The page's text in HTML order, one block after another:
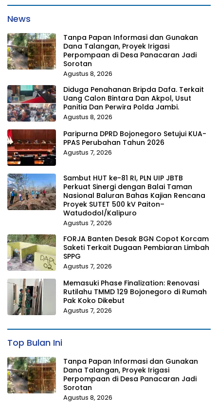
News
Tanpa Papan Informasi dan Gunakan
Dana Talangan, Proyek Irigasi
Perpompaan di Desa Panacaran Jadi
Sorotan
Agustus 8, 2026
Diduga Penahanan Bripda Dafa. Terkait
Uang Calon Bintara Dan Akpol, Usut
Panitia Dan Perwira Polda Jambi.
Agustus 8, 2026
Paripurna DPRD Bojonegoro Setujui KUA-
PPAS Perubahan Tahun 2026
Agustus 7, 2026
Sambut HUT ke-81 RI, PLN UIP JBTB
Perkuat Sinergi dengan Balai Taman
Nasional Baluran Bahas Kajian Rencana
Proyek SUTET 500 kV Paiton–
Watudodol/Kalipuro
Agustus 7, 2026
FORJA Banten Desak BGN Copot Korcam
Saketi Terkait Dugaan Pembiaran Limbah
SPPG
Agustus 7, 2026
Memasuki Phase Finalization: Renovasi
Rutilahu TMMD 129 Bojonegoro di Rumah
Pak Koko Dikebut
Agustus 7, 2026
Top Bulan Ini
Tanpa Papan Informasi dan Gunakan
Dana Talangan, Proyek Irigasi
Perpompaan di Desa Panacaran Jadi
Sorotan
Agustus 8, 2026